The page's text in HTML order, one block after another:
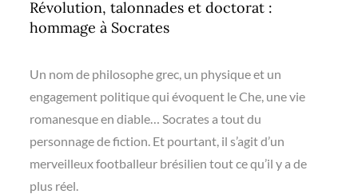
Révolution, talonnades et doctorat :
hommage à Socrates
Un nom de philosophe grec, un physique et un
engagement politique qui évoquent le Che, une vie
romanesque en diable… Socrates a tout du
personnage de fiction. Et pourtant, il s’agit d’un
merveilleux footballeur brésilien tout ce qu’il y a de
plus réel.